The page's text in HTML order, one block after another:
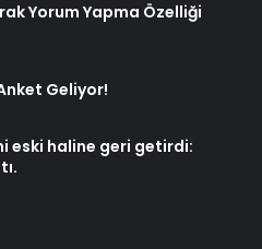
Yorum Yapma Özelliği
Geliyor!
eski haline geri getirdi: